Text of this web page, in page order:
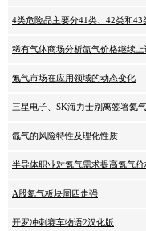
4类危险品主要分41类、42类和
稀有气体商场分析氙气价格继续上
氪气市场在应用领域的动态变化
三星电子、SK海力士别离签署氦
氙气的风险特性及理化性质
半导体职业对氪气需求提高氪气
A股氦气板块周四走强
开罗冲刺赛车物语2汉化版